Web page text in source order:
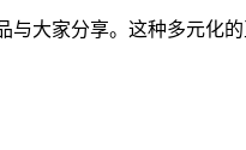
大家分享。这种多元化